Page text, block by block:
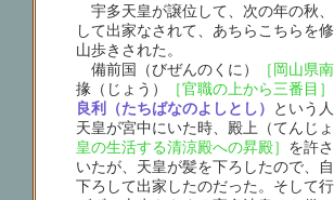
宇多天皇が譲位して、次の年の秋
して出家なされて、あちらこちらを
山歩きされた。
備前国（びぜんのくに）
［岡山県
掾（じょう）
［官職の上から三番目］
良利（たちばなのよしとし）
という
天皇が宮中にいた時、殿上（てんじょ
皇の生活する清涼殿への昇殿］ を許
いたが、天皇が髪を下ろしたので、
下ろして出家したのだった。そして